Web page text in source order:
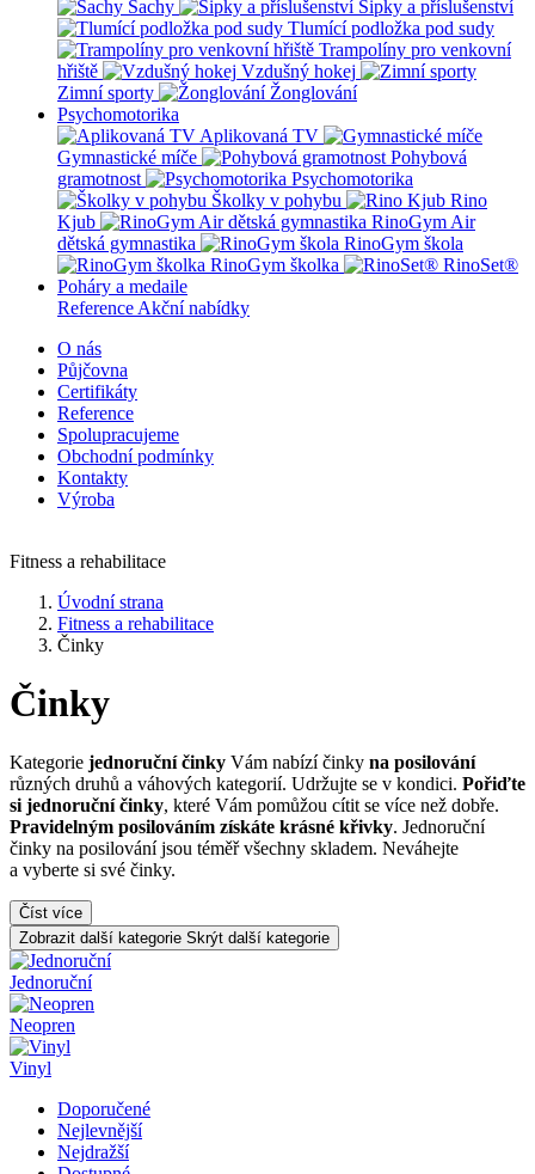
Šachy
Šipky a příslušenství
Tlumící podložka pod sudy
Trampolíny pro venkovní
hřiště
Vzdušný hokej
Zimní sporty
Žonglování
Psychomotorika
Aplikovaná TV
Gymnastické míče
Pohybová
gramotnost
Psychomotorika
Školky v pohybu
Rino
Kjub
RinoGym Air
dětská gymnastika
RinoGym škola
RinoGym školka
RinoSet®
Poháry a medaile
Reference Akční nabídky
O nás
Půjčovna
Certifikáty
Reference
Spolupracujeme
Obchodní podmínky
Kontakty
Výroba
Fitness a rehabilitace
Úvodní strana
Fitness a rehabilitace
Činky
Činky
Kategorie jednoruční činky Vám nabízí činky na posilování
různých druhů a váhových kategorií. Udržujte se v kondici. Pořiďte
si jednoruční činky, které Vám pomůžou cítit se více než dobře.
Pravidelným posilováním získáte krásné křivky. Jednoruční
činky na posilování jsou téměř všechny skladem. Neváhejte
a vyberte si své činky.
Číst více
Zobrazit další kategorie Skrýt další kategorie
Jednoruční
Neopren
Vinyl
Doporučené
Nejlevnější
Nejdražší